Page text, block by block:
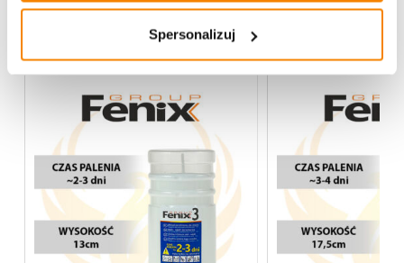
Spersonalizuj
Może spodoba się również…